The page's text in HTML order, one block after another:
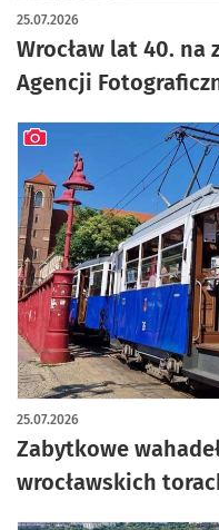
Wrocław lat 40. na
Agencji
25.07.2026
artykuł z galerią zdjęć
Zabytkowe
wrocławskich
25.07.2026
artykuł z galerią zdjęć